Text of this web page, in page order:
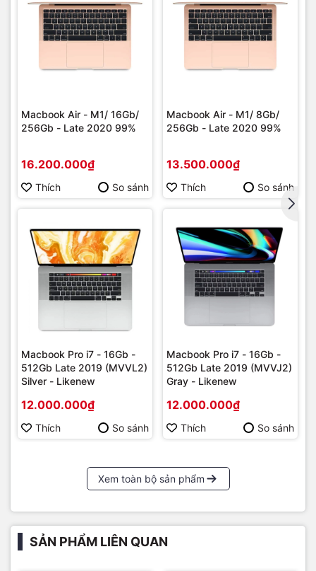
Macbook Air - M1/ 16Gb/
256Gb - Late 2020 99%
16.200.000₫
Thích So sánh
Macbook Air - M1/ 8Gb/
256Gb - Late 2020 99%
13.500.000₫
Thích So sánh
Macbook Pro i7 - 16Gb -
512Gb Late 2019 (MVVL2)
Silver - Likenew
12.000.000₫
Thích So sánh
Macbook Pro i7 - 16Gb -
512Gb Late 2019 (MVVJ2)
Gray - Likenew
12.000.000₫
Thích So sánh
Xem toàn bộ sản phẩm
SẢN PHẨM LIÊN QUAN